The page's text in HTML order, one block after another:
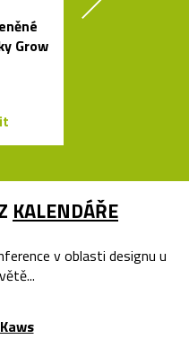
Grow
KALENDÁŘE
v oblasti designu u